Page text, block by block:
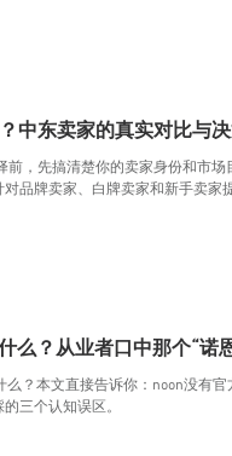
中东卖家的真实对比与
前，先搞清楚你的卖家身份和市
品牌卖家、白牌卖家和新手卖家
么？从业者口中那个“诺
么？本文直接告诉你：noon没有
三个认知误区。